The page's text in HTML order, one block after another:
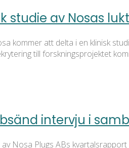
studie av Nosas
kommer att delta i en klinisk
till forskningsprojektet
intervju i
Nosa Plugs ABs